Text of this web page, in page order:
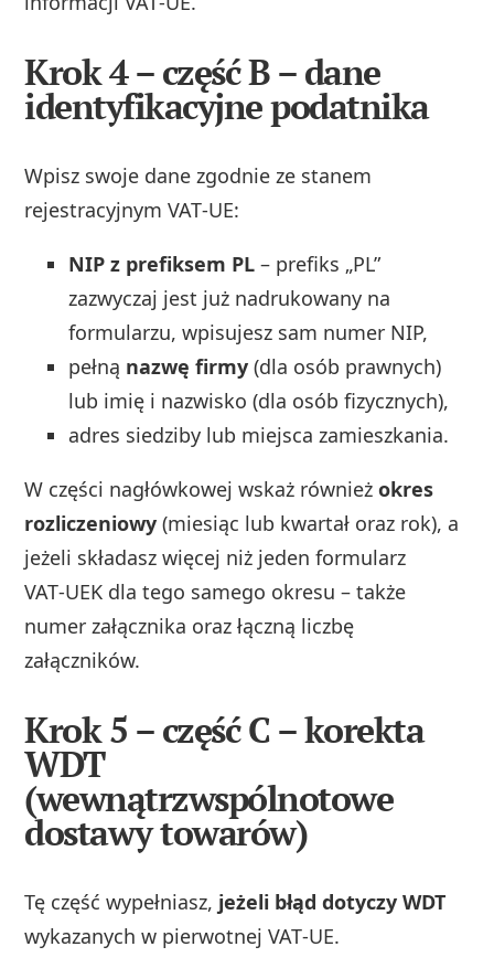
Krok 4 – część B – dane
identyfikacyjne podatnika
Wpisz swoje dane zgodnie ze stanem
rejestracyjnym VAT‑UE:
NIP z prefiksem PL – prefiks „PL”
zazwyczaj jest już nadrukowany na
formularzu, wpisujesz sam numer NIP,
pełną nazwę firmy (dla osób prawnych)
lub imię i nazwisko (dla osób fizycznych),
adres siedziby lub miejsca zamieszkania.
W części nagłówkowej wskaż równieżokres
rozliczeniowy (miesiąc lub kwartał oraz rok), a
jeżeli składasz więcej niż jeden formularz
VAT‑UEK dla tego samego okresu – także
numer załącznika oraz łączną liczbę
załączników.
Krok 5 – część C – korekta
WDT
(wewnątrzwspólnotowe
dostawy towarów)
Tę część wypełniasz, jeżeli błąd dotyczy WDT
wykazanych w pierwotnej VAT‑UE.